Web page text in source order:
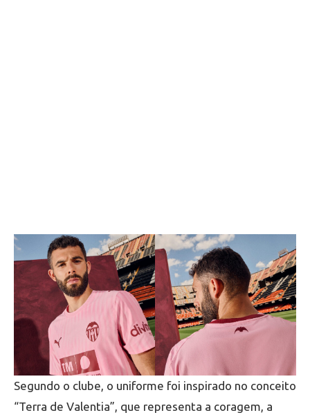
Segundo o clube, o uniforme foi inspirado no conceito
“Terra de Valentia”, que representa a coragem, a